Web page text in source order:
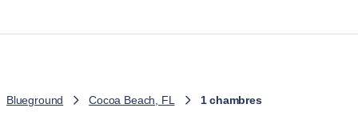
Blueground Cocoa Beach, FL 1 chambres